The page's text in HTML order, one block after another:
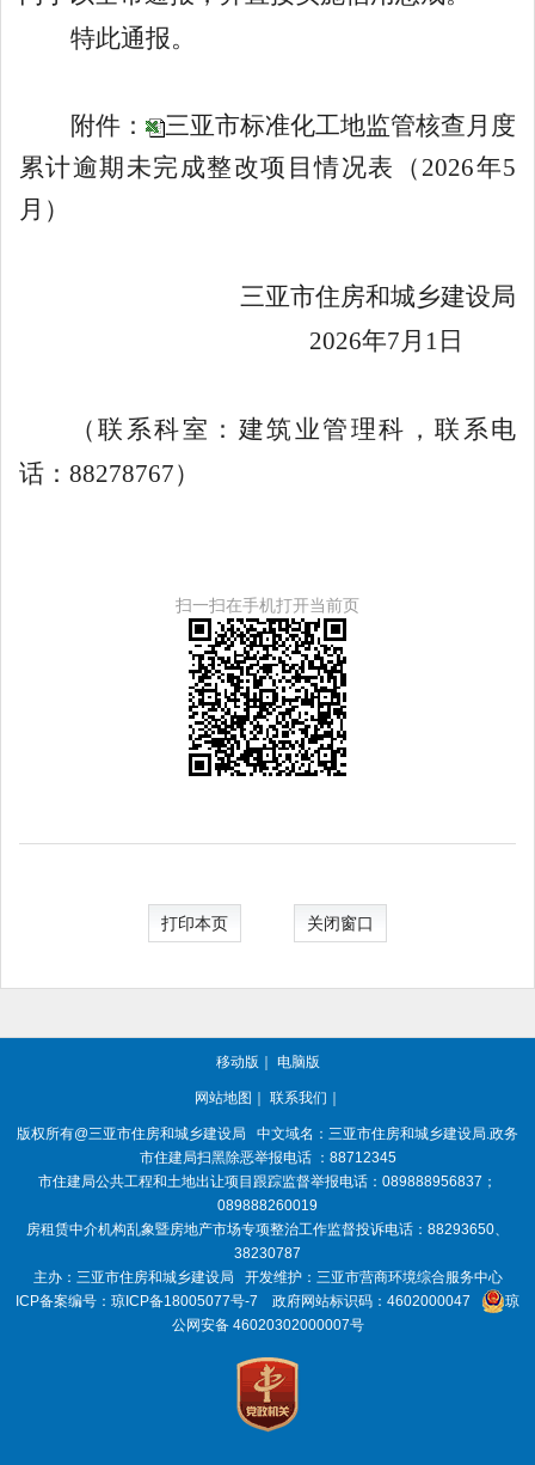
特此通报。
附件：
三亚市标准化工地监管核查月度
累计逾期未完成整改项目情况表（ 2026年5
月）
三亚市住房和城乡建设局
2026年7 月 1 日
（联系科室：建筑业管理科，联系电
话： 88278767）
扫一扫在手机打开当前页
打印本页 关闭窗口
移动版 ｜ 电脑版
网站地图 ｜ 联系我们 ｜
版权所有@三亚市住房和城乡建设局
中文域名：三亚市住房和城乡建设局.政务
市住建局扫黑除恶举报电话 ：88712345
市住建局公共工程和土地出让项目跟踪监督举报电话：089888956837；
089888260019
房租赁中介机构乱象暨房地产市场专项整治工作监督投诉电话：88293650、
38230787
主办：三亚市住房和城乡建设局
开发维护：三亚市营商环境综合服务中心
ICP备案编号： 琼ICP备18005077号-7 政府网站标识码： 4602000047
琼
公网安备 46020302000007号